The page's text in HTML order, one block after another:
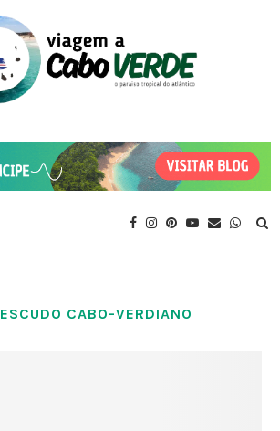
ESCUDO CABO-VERDIANO